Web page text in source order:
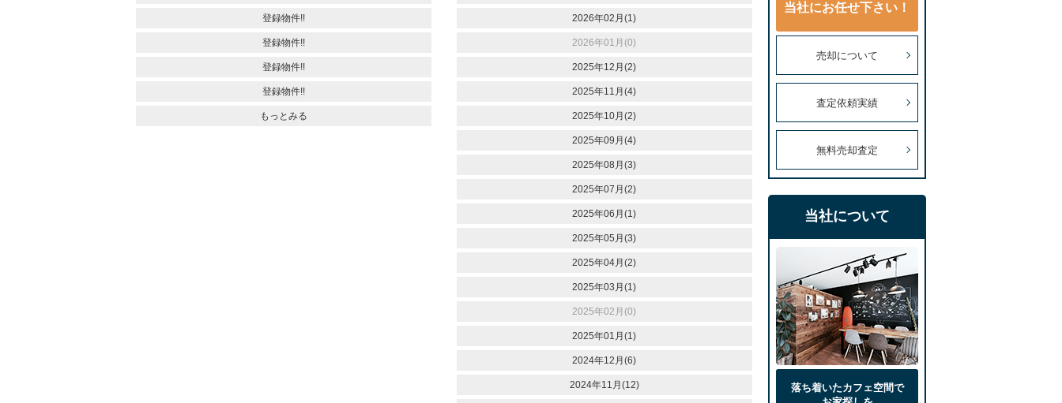
登録物件!!
登録物件!!
登録物件!!
登録物件!!
もっとみる
2026年02月(1)
2026年01月(0)
2025年12月(2)
2025年11月(4)
2025年10月(2)
2025年09月(4)
2025年08月(3)
2025年07月(2)
2025年06月(1)
2025年05月(3)
2025年04月(2)
2025年03月(1)
2025年02月(0)
2025年01月(1)
2024年12月(6)
2024年11月(12)
当社にお任せ下さい！
売却について
査定依頼実績
無料売却査定
当社について
落ち着いたカフェ空間で